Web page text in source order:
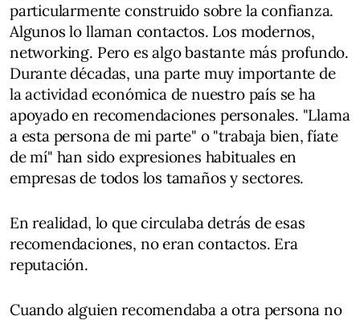
particularmente construido sobre la confianza.
Algunos lo llaman contactos. Los modernos,
networking. Pero es algo bastante más profundo.
Durante décadas, una parte muy importante de
la actividad económica de nuestro país se ha
apoyado en recomendaciones personales. "Llama
a esta persona de mi parte" o "trabaja bien, fíate
de mí" han sido expresiones habituales en
empresas de todos los tamaños y sectores.
En realidad, lo que circulaba detrás de esas
recomendaciones, no eran contactos. Era
reputación.
Cuando alguien recomendaba a otra persona no